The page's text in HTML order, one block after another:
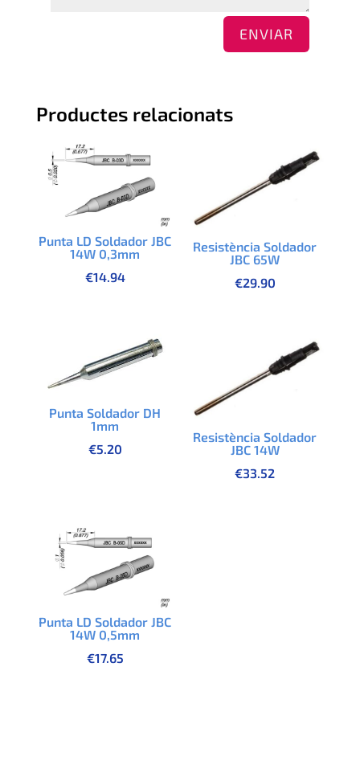
ENVIAR
Productes relacionats
Punta LD Soldador JBC
14W 0,3mm
€14.94
Resistència Soldador
JBC 65W
€29.90
Punta Soldador DH
1mm
€5.20
Resistència Soldador
JBC 14W
€33.52
Punta LD Soldador JBC
14W 0,5mm
€17.65